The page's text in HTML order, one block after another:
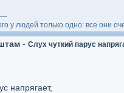
у людей только одно: все они
- Слух чуткий парус
напрягает,